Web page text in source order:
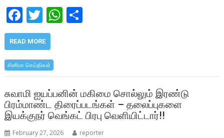
F
ac
e
b
o
o
k
T
w
itt
er
W
h
A
p
p
READ MORE
சினிமா செய்திகள்
சுவாமி ஐயப்பனின் மகிமை சொல்லும் இரண்டு
பிரம்மாண்ட திரைப்படங்கள் – தலைப்புகளை
இயக்குநர் வெங்கட் பிரபு வெளியிட்டார்!!
February 27, 2026 reporter